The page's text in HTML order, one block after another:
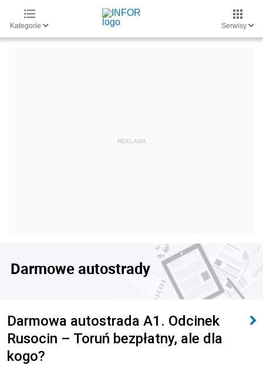
Kategorie Serwisy
Darmowe autostrady
Darmowa autostrada A1. Odcinek
Rusocin – Toruń bezpłatny, ale dla
kogo?